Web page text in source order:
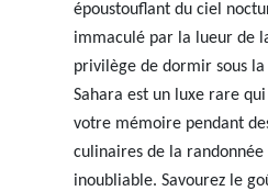
époustouflant du ciel
immaculé par la lueur de
privilège de dormir sous
Sahara est un luxe rare
votre mémoire pendant
culinaires de la
inoubliable. Savourez le